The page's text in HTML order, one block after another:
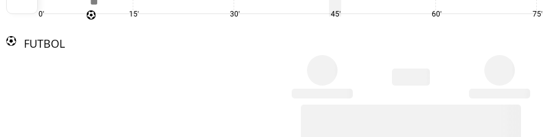
0' 15' 30' 45' 60' 75'
FUTBOL